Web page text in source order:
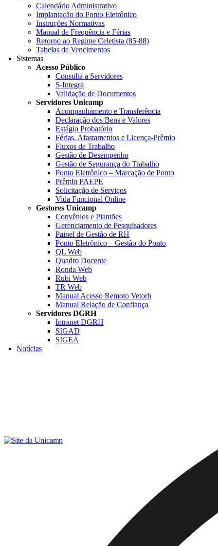
Calendário Administrativo
Implantação do Ponto Eletrônico
Instruções Normativas
Manual de Frequência e Férias
Retorno ao Regime Celetista (85-88)
Tabelas de Vencimentos
Sistemas
Acesso Público
Consulta a Servidores
S-Integra
Validação de Documentos
Servidores Unicamp
Acompanhamento e Transferência
Declaração dos Bens e Valores
Estágio Probatório
Férias, Afastamentos e Licença-Prêmio
Fluxos de Trabalho
Gestão de Desempenho
Gestão de Segurança do Trabalho
Ponto Eletrônico – Marcação de Ponto
Prêmio PAEPE
Solicitação de Serviços
Vida Funcional Online
Gestores Unicamp
Convênios e Plantões
Gerenciamento de Pesquisadores
Painel de Gestão de RH
Ponto Eletrônico – Gestão do Ponto
QL Web
Quadro Docente
Ronda Web
Rubi Web
TR Web
Manual Acesso Remoto Vetorh
Manual Relação de Confiança
Servidores DGRH
Intranet DGRH
SIGAD
SIGEA
Notícias